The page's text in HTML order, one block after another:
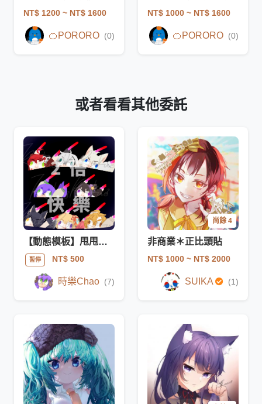
NT$ 1200 ~ NT$ 1600
🍊PORORO (0)
NT$ 1000 ~ NT$ 1600
🍊PORORO (0)
或者看看其他委託
【動態模板】甩甩螢光棒(包含雙版本：正常／2倍速)
暫停 NT$ 500
時樂Chao (7)
尚餘 4
非商業＊正比頭貼
NT$ 1000 ~ NT$ 2000
SUIKA (1)